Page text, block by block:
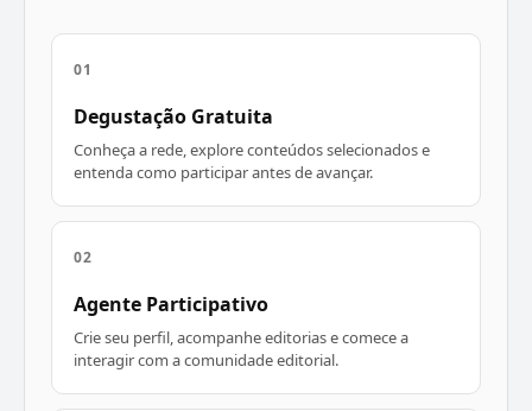
01
Degustação Gratuita
Conheça a rede, explore conteúdos selecionados e
entenda como participar antes de avançar.
02
Agente Participativo
Crie seu perfil, acompanhe editorias e comece a
interagir com a comunidade editorial.